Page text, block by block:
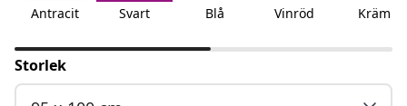
Antracit Svart Blå Vinröd Kräm
Storlek